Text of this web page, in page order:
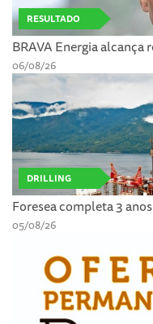
RESULTADO
BRAVA Energia
06/08/26
DRILLING
Foresea completa 3
05/08/26